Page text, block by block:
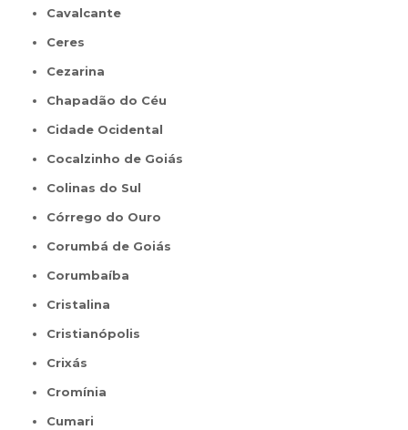
Cavalcante
Ceres
Cezarina
Chapadão do Céu
Cidade Ocidental
Cocalzinho de Goiás
Colinas do Sul
Córrego do Ouro
Corumbá de Goiás
Corumbaíba
Cristalina
Cristianópolis
Crixás
Cromínia
Cumari